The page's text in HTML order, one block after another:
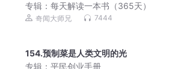
专辑： 每天解读一本书（365天）
奇闻大师兄 7444
154.预制菜是人类文明的光
专辑： 平民创业手册